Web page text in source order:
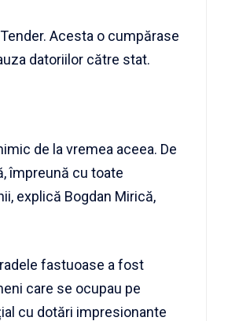
Acesta o cumpărase
datoriilor către stat.
de la vremea aceea. De
împreună cu toate
explică Bogdan Mirică,
fastuoase a fost
care se ocupau pe
cu dotări impresionante